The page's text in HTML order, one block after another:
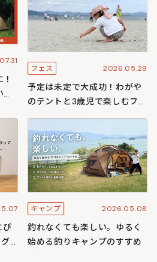
フェス 2026.05.29
予定は未定で大成功！わがや
のテントと3歳児で楽しむフェ
スキャンプ
ぴ
キャンプ 2026.05.08
釣れなくても楽しい。ゆるく
始める釣りキャンプのすすめ